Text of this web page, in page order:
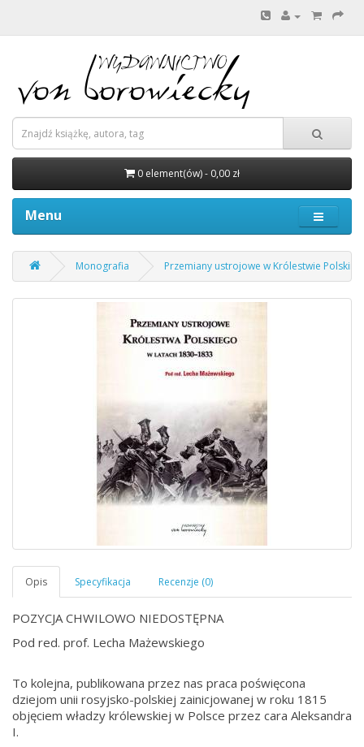
0 element(ów) - 0,00 zł
Menu
Monografia Przemiany ustrojowe w Królestwie Polskim
POZYCJA CHWILOWO NIEDOSTĘPNA
Pod red. prof. Lecha Mażewskiego
To kolejna, publikowana przez nas praca poświęcona
dziejom unii rosyjsko-polskiej zainicjowanej w roku 1815
objęciem władzy królewskiej w Polsce przez cara Aleksandra
I.